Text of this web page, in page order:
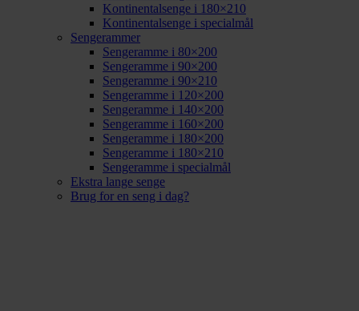
Kontinentalsenge i 180×210
Kontinentalsenge i specialmål
Sengerammer
Sengeramme i 80×200
Sengeramme i 90×200
Sengeramme i 90×210
Sengeramme i 120×200
Sengeramme i 140×200
Sengeramme i 160×200
Sengeramme i 180×200
Sengeramme i 180×210
Sengeramme i specialmål
Ekstra lange senge
Brug for en seng i dag?